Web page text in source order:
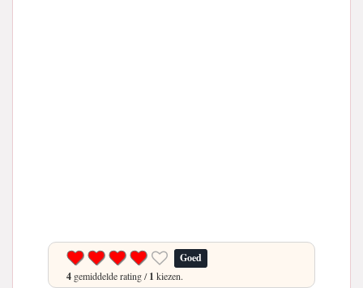
Goed
4 gemiddelde rating /1 kiezen.